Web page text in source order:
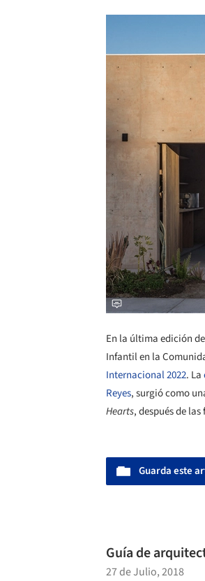
En la última edición
Infantil en la
Internacional 2022. La
Reyes, surgió como
Hearts, después de
Guarda este
Guía de
27 de Julio, 2018